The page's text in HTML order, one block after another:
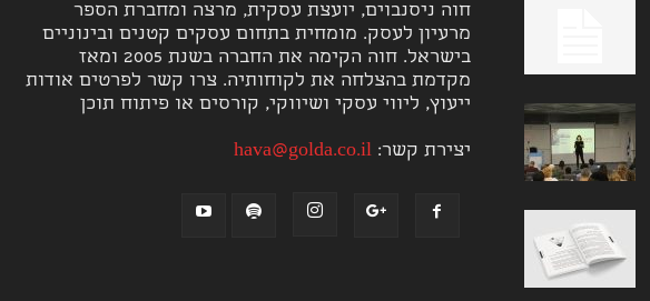
חוה ניסנבוים, יועצת עסקית, מרצה ומחברת הספר
מרעיון לעסק. מומחית בתחום עסקים קטנים ובינוניים
בישראל. חוה הקימה את החברה בשנת 2005 ומאז
מקדמת בהצלחה את לקוחותיה. צרו קשר לפרטים אודות
ייעוץ, ליווי עסקי ושיווקי, קורסים או פיתוח תוכן
יצירת קשר:hava@golda.co.il